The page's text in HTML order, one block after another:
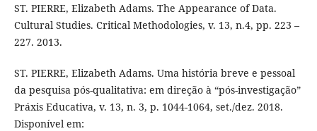
ST. PIERRE, Elizabeth Adams. The Appearance of Data.
Cultural Studies. Critical Methodologies, v. 13, n.4, pp. 223 –
227. 2013.
ST. PIERRE, Elizabeth Adams. Uma história breve e pessoal
da pesquisa pós-qualitativa: em direção à “pós-investigação”
Práxis Educativa, v. 13, n. 3, p. 1044-1064, set./dez. 2018.
Disponível em: